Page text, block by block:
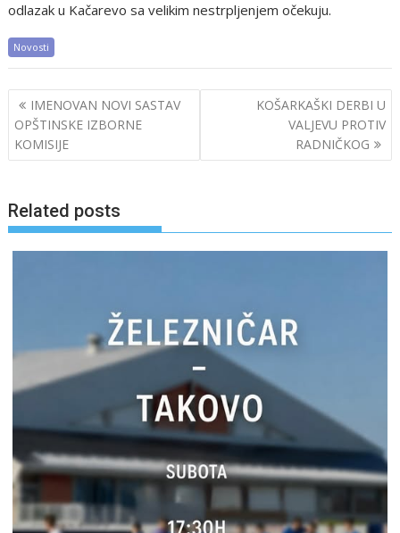
odlazak u Kačarevo sa velikim nestrpljenjem očekuju.
Novosti
Post
navigation
IMENOVAN NOVI SASTAV
OPŠTINSKE IZBORNE
KOMISIJE
KOŠARKAŠKI DERBI U
VALJEVU PROTIV
RADNIČKOG
Related posts